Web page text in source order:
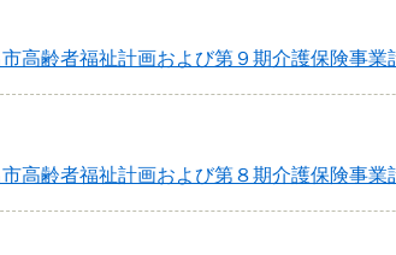
高齢者福祉計画および第９期介護保険事業
高齢者福祉計画および第８期介護保険事業